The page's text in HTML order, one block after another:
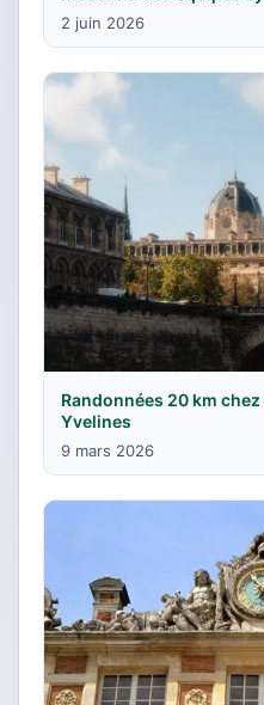
2 juin 2026
Randonnées 20 km
Yvelines
9 mars 2026